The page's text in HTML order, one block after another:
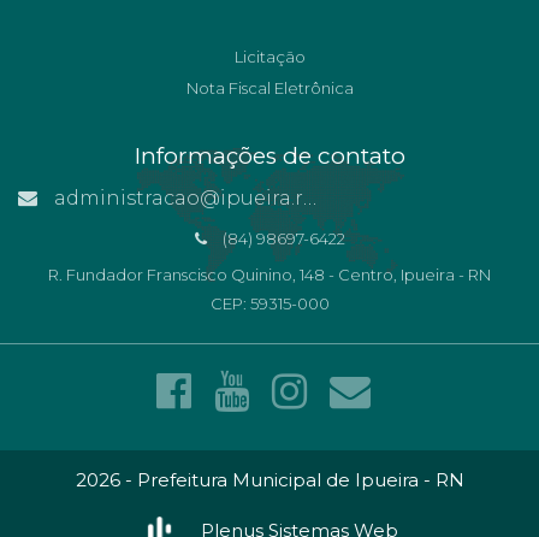
Licitação
Nota Fiscal Eletrônica
Informações de contato
administracao@ipueira.rn.gov.br
(84) 98697-6422
R. Fundador Franscisco Quinino, 148 - Centro, Ipueira - RN
CEP: 59315-000
2026 - Prefeitura Municipal de Ipueira - RN
Plenus Sistemas Web